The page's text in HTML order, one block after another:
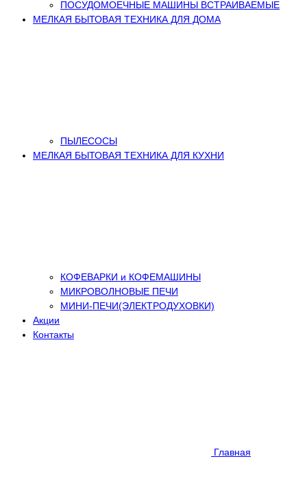
ПОСУДОМОЕЧНЫЕ МАШИНЫ ВСТРАИВАЕМЫЕ
МЕЛКАЯ БЫТОВАЯ ТЕХНИКА ДЛЯ ДОМА
ПЫЛЕСОСЫ
МЕЛКАЯ БЫТОВАЯ ТЕХНИКА ДЛЯ КУХНИ
КОФЕВАРКИ и КОФЕМАШИНЫ
МИКРОВОЛНОВЫЕ ПЕЧИ
МИНИ-ПЕЧИ(ЭЛЕКТРОДУХОВКИ)
Акции
Контакты
Главная